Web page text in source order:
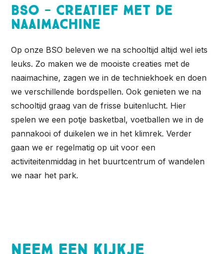
BSO - Creatief met de
naaimachine
Op onze BSO beleven we na schooltijd altijd wel iets
leuks. Zo maken we de mooiste creaties met de
naaimachine, zagen we in de techniekhoek en doen
we verschillende bordspellen. Ook genieten we na
schooltijd graag van de frisse buitenlucht. Hier
spelen we een potje basketbal, voetballen we in de
pannakooi of duikelen we in het klimrek. Verder
gaan we er regelmatig op uit voor een
activiteitenmiddag in het buurtcentrum of wandelen
we naar het park.
Neem een kijkje